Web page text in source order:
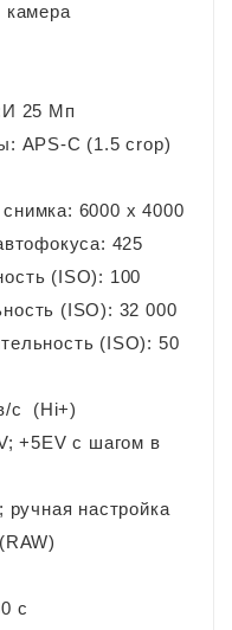
камера
25 Мп
APS-C (1.5 crop)
6000 x 4000
425
(ISO): 100
(ISO): 32 000
(ISO): 50
с (Hi+)
+5EV с шагом в
настройка
c